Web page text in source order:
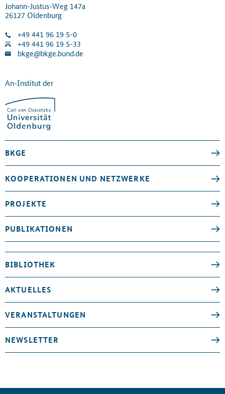
Johann-Justus-Weg 147a
26127 Oldenburg
+49 441 96 19 5-0
+49 441 96 19 5-33
bkge@bkge.bund.de
An-Institut der
BKGE
KOOPERATIONEN UND NETZWERKE
PROJEKTE
PUBLIKATIONEN
BIBLIOTHEK
AKTUELLES
VERANSTALTUNGEN
NEWSLETTER